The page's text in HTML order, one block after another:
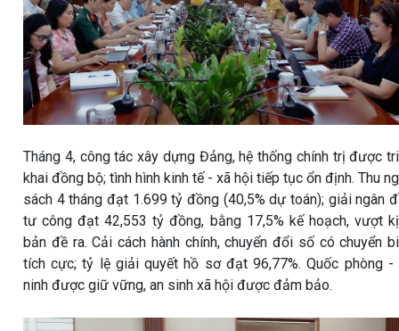
Tháng 4, công tác xây dựng Đảng, hệ thống chính trị được
khai đồng bộ; tình hình kinh tế - xã hội tiếp tục ổn định. Thu
sách 4 tháng đạt 1.699 tỷ đồng (40,5% dự toán); giải ngân
tư công đạt 42,553 tỷ đồng, bằng 17,5% kế hoạch, vượt
bản đề ra. Cải cách hành chính, chuyển đổi số có chuyển
tích cực; tỷ lệ giải quyết hồ sơ đạt 96,77%. Quốc phòng -
ninh được giữ vững, an sinh xã hội được đảm bảo.